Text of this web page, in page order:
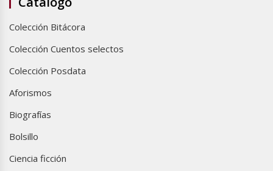
Colección Bitácora
Colección Cuentos selectos
Colección Posdata
Aforismos
Biografías
Bolsillo
Ciencia ficción